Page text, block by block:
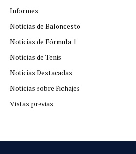
Informes
Noticias de Baloncesto
Noticias de Fórmula 1
Noticias de Tenis
Noticias Destacadas
Noticias sobre Fichajes
Vistas previas